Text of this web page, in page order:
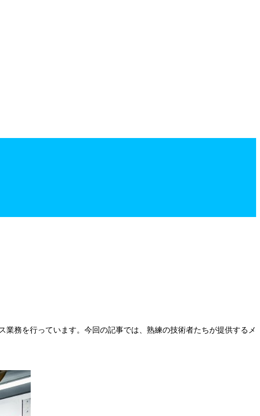
務を行っています。今回の記事では、熟練の技術者たちが提供するメ